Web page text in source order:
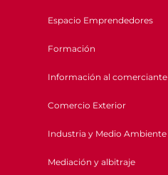
Espacio Emprendedores
Formación
Información al comerciante
Comercio Exterior
Industria y Medio Ambiente
Mediación y albitraje